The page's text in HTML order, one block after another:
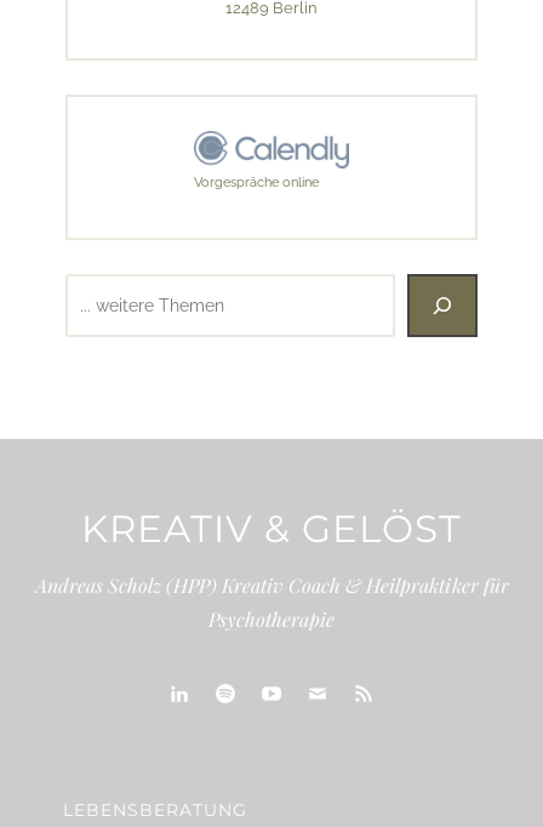
12489 Berlin
Vorgespräche online
KREATIV & GELÖST
Andreas Scholz (HPP) Kreativ Coach & Heilpraktiker für
Psychotherapie
LEBENSBERATUNG